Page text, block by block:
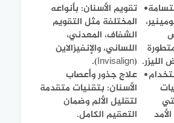
تقويم الأسنان: بأنواعه
المختلفة مثل التقويم
الشفاف، المعدني،
اللساني، والإنفيزالاين
(Invisalign).
علاج جذور وأعصاب
الأسنان: بتقنيات متقدمة
لتقليل الألم وضمان
التعقيم الكامل.